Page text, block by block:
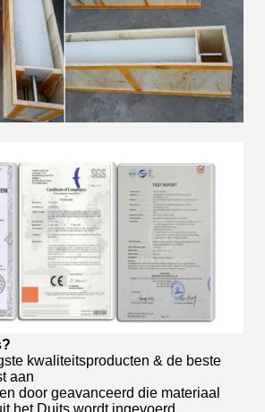
kwaliteitsproducten & de beste
aan
door geavanceerd die materiaal